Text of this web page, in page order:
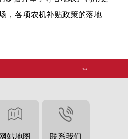
，各项农机补贴政策的落地